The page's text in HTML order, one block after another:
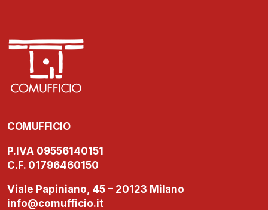
COMUFFICIO
P.IVA 09556140151
C.F. 01796460150
Viale Papiniano, 45 – 20123 Milano
info@comufficio.it